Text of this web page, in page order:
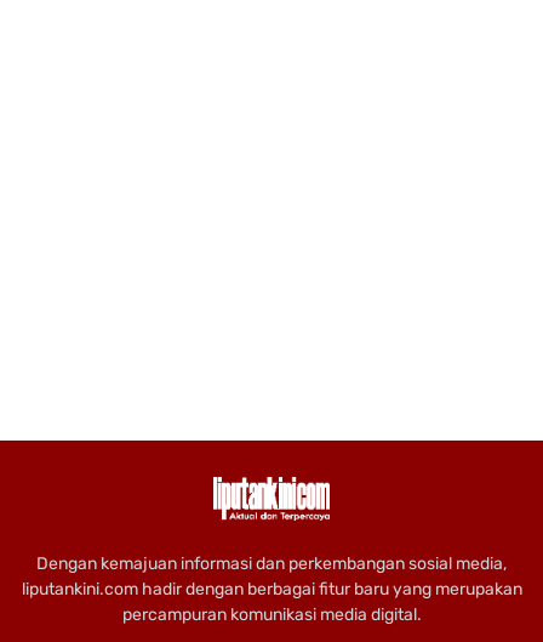
Dengan kemajuan informasi dan perkembangan sosial media,
liputankini.com hadir dengan berbagai fitur baru yang merupakan
percampuran komunikasi media digital.